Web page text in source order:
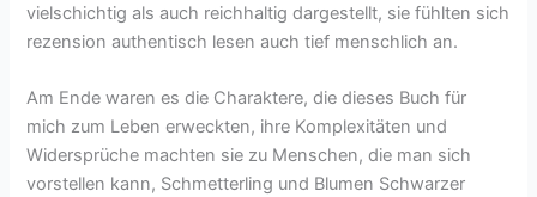
vielschichtig als auch reichhaltig dargestellt, sie fühlten sich
rezension authentisch lesen auch tief menschlich an.
Am Ende waren es die Charaktere, die dieses Buch für
mich zum Leben erweckten, ihre Komplexitäten und
Widersprüche machten sie zu Menschen, die man sich
vorstellen kann, Schmetterling und Blumen Schwarzer